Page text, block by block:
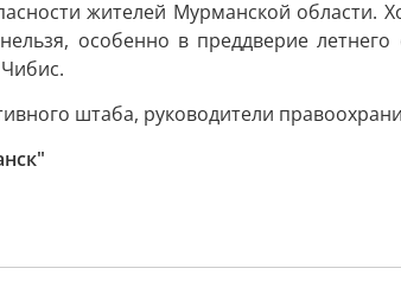
жителей Мурманской области.
особенно в преддверие
штаба, руководители